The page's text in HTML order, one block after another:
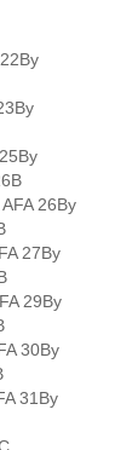
26By
27By
29By
30By
31By